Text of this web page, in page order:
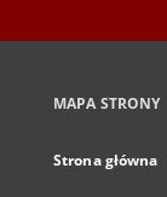
MAPA STRONY
Strona główna